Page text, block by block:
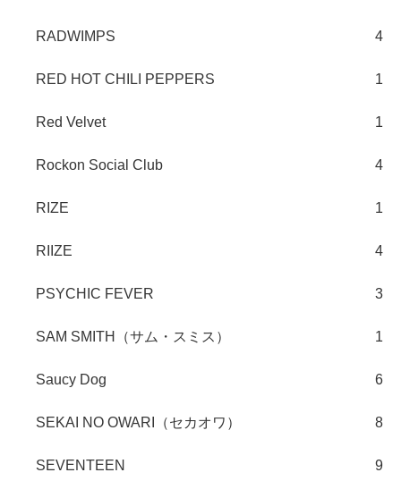
RADWIMPS 4
RED HOT CHILI PEPPERS 1
Red Velvet 1
Rockon Social Club 4
RIZE 1
RIIZE 4
PSYCHIC FEVER 3
SAM SMITH（サム・スミス） 1
Saucy Dog 6
SEKAI NO OWARI（セカオワ） 8
SEVENTEEN 9